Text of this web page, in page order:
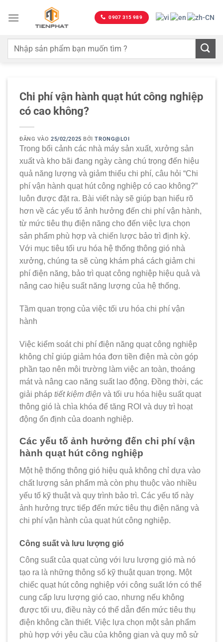
qua
dung
0907 315 989
Chi phí vận hành quạt hút công nghiệp
có cao không?
ĐĂNG VÀO25/02/2025 BỞITRONG@LOI
Trong bối cảnh các nhà máy sản xuất, xưởng sản
xuất và kho bãi đang ngày càng chú trọng đến hiệu
quả năng lượng và giảm thiểu chi phí, câu hỏi “Chi
phí vận hành quạt hút công nghiệp có cao không?”
luôn được đặt ra. Bài viết này sẽ giúp bạn hiểu rõ
hơn về các yếu tố ảnh hưởng đến chi phí vận hành,
từ mức tiêu thụ điện năng cho đến việc lựa chọn
sản phẩm phù hợp và chiến lược bảo trì định kỳ.
Với mục tiêu tối ưu hóa hệ thống thông gió nhà
xưởng, chúng ta sẽ cùng khám phá cách giảm chi
phí điện năng, bảo trì quạt công nghiệp hiệu quả và
nâng cao hiệu suất năng lượng của hệ thống.
Tầm quan trọng của việc tối ưu hóa chi phí vận
hành
Việc kiểm soátchi phí điện năng quạt công nghiệp
không chỉ giúp giảm hóa đơn tiền điện mà còn góp
phần tạo nên môi trường làm việc an toàn, thoáng
mát và nâng cao năng suất lao động. Đồng thời, các
giải pháp tiết kiệm điện và tối ưu hóa hiệu suất quạt
thông gió là chìa khóa để tăng ROI và duy trì hoạt
động ổn định của doanh nghiệp.
Các yếu tố ảnh hưởng đến chi phí vận
hành quạt hút công nghiệp
Một hệ thống thông gió hiệu quả không chỉ dựa vào
chất lượng sản phẩm mà còn phụ thuộc vào nhiều
yếu tố kỹ thuật và quy trình bảo trì. Các yếu tố này
ảnh hưởng trực tiếp đến mức tiêu thụ điện năng và
chi phí vận hành của quạt hút công nghiệp.
Công suất và lưu lượng gió
Công suất của quạt cùng với lưu lượng gió mà nó
tạo ra là những thông số kỹ thuật quan trọng. Một
chiếc quạt hút công nghiệp với công suất lớn có thể
cung cấp lưu lượng gió cao, nhưng nếu không
được tối ưu, điều này có thể dẫn đến mức tiêu thụ
điện không cần thiết. Việc lựa chọn một sản phẩm
phù hợp với yêu cầu của không gian và quy mô sử